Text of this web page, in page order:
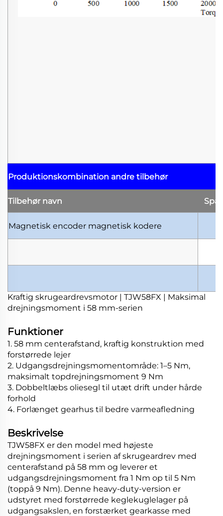
Produktionskombination andre tilbehør
Tilbehør navn
Magnetisk encoder magnetisk kodere
Kraftig skrugeardrevsmotor | TJW58FX | Maksimal
drejningsmoment i 58 mm-serien
Funktioner
1. 58 mm centerafstand, kraftig konstruktion med
forstørrede lejer
2. Udgangsdrejningsmomentområde: 1–5 Nm,
maksimalt topdrejningsmoment 9 Nm
3. Dobbeltlæbs oliesegl til utæt drift under hårde
forhold
4. Forlænget gearhus til bedre varmeafledning
Beskrivelse
TJW58FX er den model med højeste
drejningsmoment i serien af skrugeardrev med
centerafstand på 58 mm og leverer et
udgangsdrejningsmoment fra 1 Nm op til 5 Nm
(toppå 9 Nm). Denne heavy-duty-version er
udstyret med forstørrede keglekuglelager på
udgangsakslen, en forstærket gearkasse med